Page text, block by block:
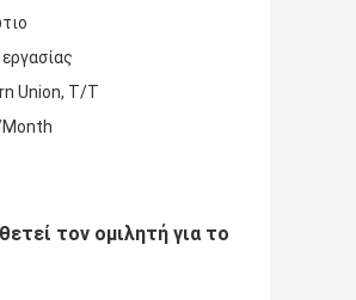
Union, T/T
Month
τον ομιλητή για το